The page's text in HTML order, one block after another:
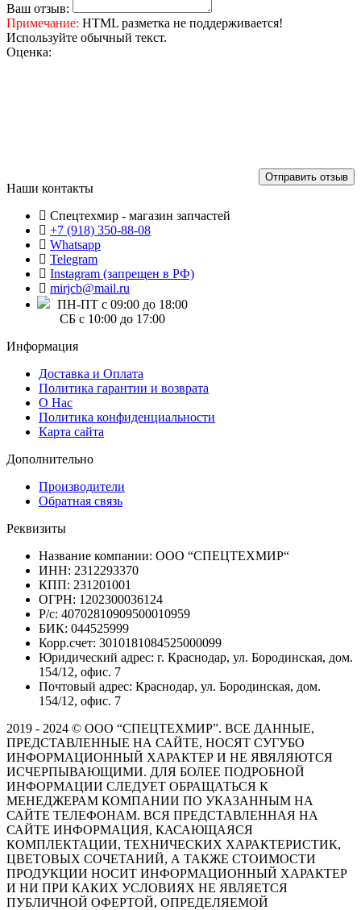
Ваш отзыв:
Примечание: HTML разметка не поддерживается!
Используйте обычный текст.
Оценка:
Отправить отзыв
Наши контакты
Спецтехмир - магазин запчастей
+7 (918) 350-88-08
Whatsapp
Telegram
Instagram (запрещен в РФ)
mirjcb@mail.ru
ПН-ПТ с 09:00 до 18:00
СБ с 10:00 до 17:00
Информация
Доставка и Оплата
Политика гарантии и возврата
О Нас
Политика конфиденциальности
Карта сайта
Дополнительно
Производители
Обратная связь
Реквизиты
Название компании: ООО “СПЕЦТЕХМИР“
ИНН: 2312293370
КПП: 231201001
ОГРН: 1202300036124
Р/с: 40702810909500010959
БИК: 044525999
Корр.счет: 3010181084525000099
Юридический адрес: г. Краснодар, ул. Бородинская, дом.
154/12, офис. 7
Почтовый адрес: Краснодар, ул. Бородинская, дом.
154/12, офис. 7
2019 - 2024 © ООО “СПЕЦТЕХМИР”. ВСЕ ДАННЫЕ,
ПРЕДСТАВЛЕННЫЕ НА САЙТЕ, НОСЯТ СУГУБО
ИНФОРМАЦИОННЫЙ ХАРАКТЕР И НЕ ЯВЯЛЯЮТСЯ
ИСЧЕРПЫВАЮЩИМИ. ДЛЯ БОЛЕЕ ПОДРОБНОЙ
ИНФОРМАЦИИ СЛЕДУЕТ ОБРАЩАТЬСЯ К
МЕНЕДЖЕРАМ КОМПАНИИ ПО УКАЗАННЫМ НА
САЙТЕ ТЕЛЕФОНАМ. ВСЯ ПРЕДСТАВЛЕННАЯ НА
САЙТЕ ИНФОРМАЦИЯ, КАСАЮЩАЯСЯ
КОМПЛЕКТАЦИИ, ТЕХНИЧЕСКИХ ХАРАКТЕРИСТИК,
ЦВЕТОВЫХ СОЧЕТАНИЙ, А ТАКЖЕ СТОИМОСТИ
ПРОДУКЦИИ НОСИТ ИНФОРМАЦИОННЫЙ ХАРАКТЕР
И НИ ПРИ КАКИХ УСЛОВИЯХ НЕ ЯВЛЯЕТСЯ
ПУБЛИЧНОЙ ОФЕРТОЙ, ОПРЕДЕЛЯЕМОЙ